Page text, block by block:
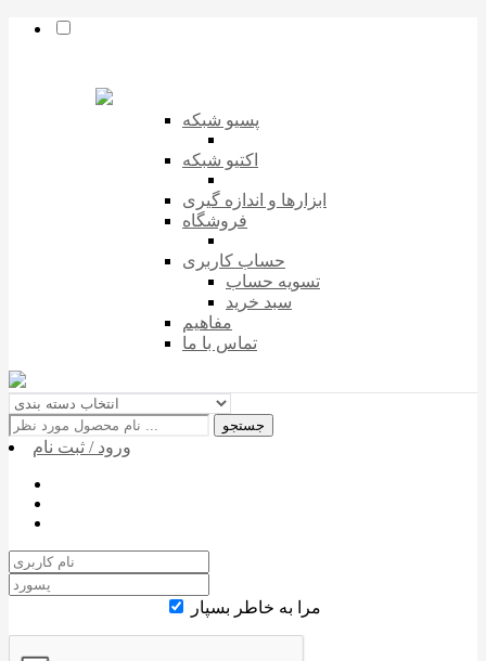
پسیو شبکه
اکتیو شبکه
ابزارها و اندازه گیری
فروشگاه
حساب کاربری
تسویه حساب
سبد خرید
مفاهیم
تماس با ما
جستجو
ورود / ثبت نام
مرا به خاطر بسپار